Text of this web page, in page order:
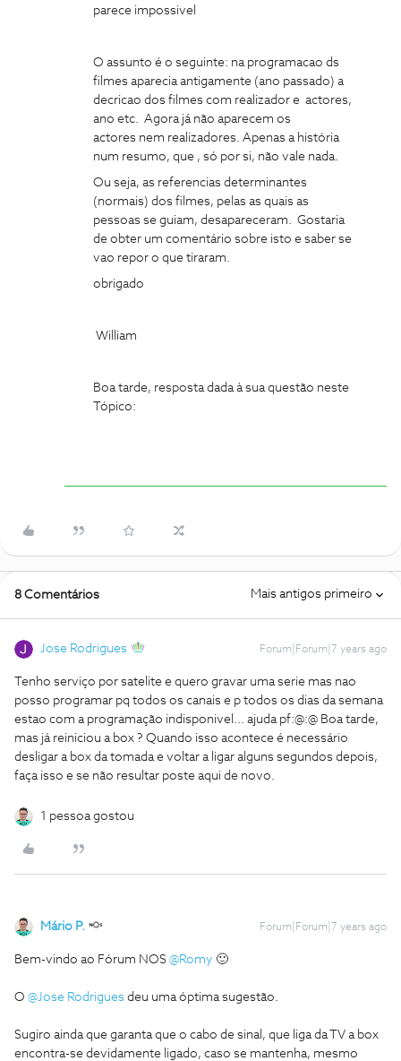
parece impossivel
O assunto é o seguinte: na programacao ds
filmes aparecia antigamente (ano passado) a
decricao dos filmes com realizador e actores,
ano etc. Agora já não aparecem os
actores nem realizadores. Apenas a história
num resumo, que , só por si, não vale nada.
Ou seja, as referencias determinantes
(normais) dos filmes, pelas as quais as
pessoas se guiam, desapareceram. Gostaria
de obter um comentário sobre isto e saber se
vao repor o que tiraram.
obrigado
William
Boa tarde, resposta dada à sua questão neste
Tópico:
8 Comentários Mais antigos primeiro
Jose Rodrigues Forum|Forum|7 years ago
Tenho serviço por satelite e quero gravar uma serie mas nao
posso programar pq todos os canais e p todos os dias da semana
estao com a programação indisponivel... ajuda pf:@:@ Boa tarde,
mas já reiniciou a box ? Quando isso acontece é necessário
desligar a box da tomada e voltar a ligar alguns segundos depois,
faça isso e se não resultar poste aqui de novo.
1 pessoa gostou
Mário P. Forum|Forum|7 years ago
Bem-vindo ao Fórum NOS @Romy 🙂
O @Jose Rodrigues deu uma óptima sugestão.
Sugiro ainda que garanta que o cabo de sinal, que liga da TV a box
encontra-se devidamente ligado, caso se mantenha, mesmo